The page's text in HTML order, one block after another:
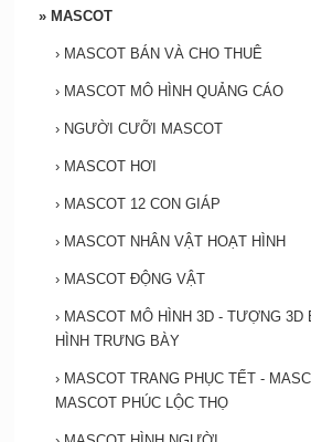
» MASCOT
› MASCOT BÁN VÀ CHO THUÊ
› MASCOT MÔ HÌNH QUẢNG CÁO
› NGƯỜI CƯỠI MASCOT
› MASCOT HƠI
› MASCOT 12 CON GIÁP
› MASCOT NHÂN VẬT HOẠT HÌNH
› MASCOT ĐỘNG VẬT
› MASCOT MÔ HÌNH 3D - TƯỢNG 3D
HÌNH TRƯNG BÀY
› MASCOT TRANG PHỤC TẾT -
MASCOT PHÚC LỘC THỌ